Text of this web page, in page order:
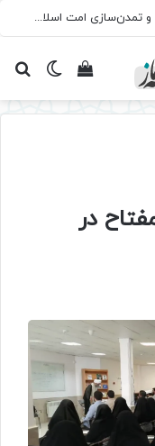
سروده‌ «اربعین»؛ روایت حماسه، استقامت و تمدن‌سازی امت اسلامی
تغییرمشاهده
در